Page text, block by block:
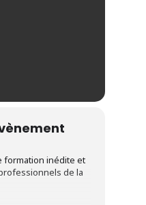
formation inédite et
de la